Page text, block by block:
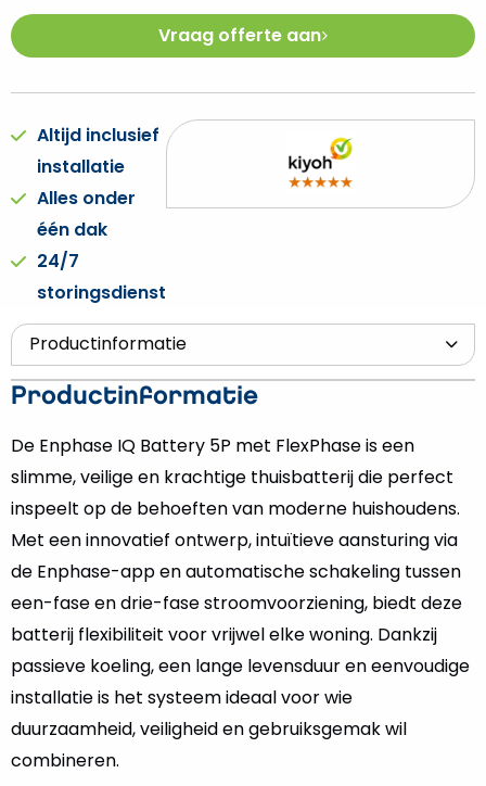
Vraag offerte aan
Altijd inclusief
installatie
Alles onder
één dak
24/7
storingsdienst
Productinformatie
De Enphase IQ Battery 5P met FlexPhase is een
slimme, veilige en krachtige thuisbatterij die perfect
inspeelt op de behoeften van moderne huishoudens.
Met een innovatief ontwerp, intuïtieve aansturing via
de Enphase-app en automatische schakeling tussen
een-fase en drie-fase stroomvoorziening, biedt deze
batterij flexibiliteit voor vrijwel elke woning. Dankzij
passieve koeling, een lange levensduur en eenvoudige
installatie is het systeem ideaal voor wie
duurzaamheid, veiligheid en gebruiksgemak wil
combineren.